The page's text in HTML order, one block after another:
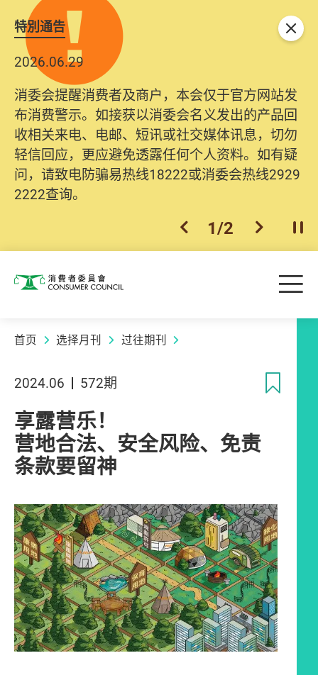
特別通告
2026.06.29
消委会提醒消费者及商户，本会仅于官方网站发
布消费警示。如接获以消委会名义发出的产品回
收相关来电、电邮、短讯或社交媒体讯息，切勿
轻信回应，更应避免透露任何个人资料。如有疑
问，请致电防骗易热线18222或消委会热线2929
2222查询。
上一个
1/2 下一个开
关闭
消费者委员会 目
首页 选择月刊 过往期刊
2024.06 572期
享露营乐！
营地合法、安全风险、免责
条款要留神